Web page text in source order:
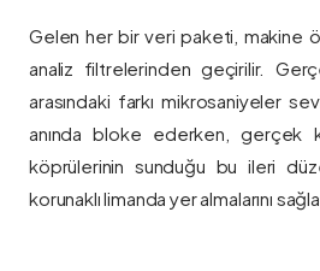
Gelen her bir veri paketi, makine
analiz filtrelerinden geçirilir.
arasındaki farkı mikrosaniyeler
anında bloke ederken, gerçek
köprülerinin sunduğu bu ileri
korunaklı limanda yer almalarını